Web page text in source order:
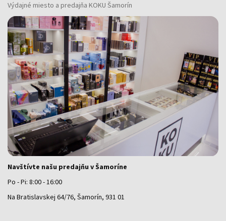
Výdajné miesto a predajňa KOKU Šamorín
Navštívte našu predajňu v Šamoríne
Po - Pi: 8:00 - 16:00
Na Bratislavskej 64/76, Šamorín, 931 01